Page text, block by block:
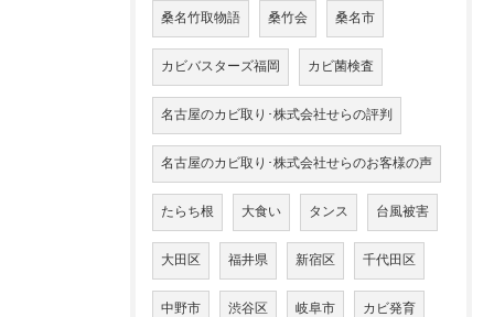
桑名竹取物語 桑竹会 桑名市
カビバスターズ福岡 カビ菌検査
名古屋のカビ取り･株式会社せらの評判
名古屋のカビ取り･株式会社せらのお客様の声
たらち根 大食い タンス 台風被害
大田区 福井県 新宿区 千代田区
中野市 渋谷区 岐阜市 カビ発育